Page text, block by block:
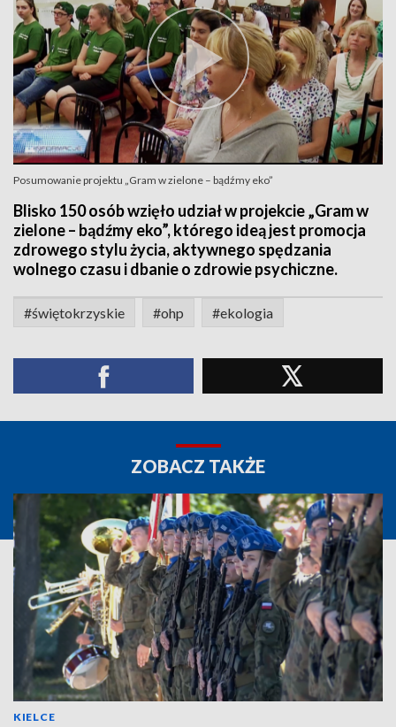
Posumowanie projektu „Gram w zielone – bądźmy eko”
Blisko 150 osób wzięło udział w projekcie „Gram w
zielone – bądźmy eko”, którego ideą jest promocja
zdrowego stylu życia, aktywnego spędzania
wolnego czasu i dbanie o zdrowie psychiczne.
#świętokrzyskie #ohp #ekologia
ZOBACZ TAKŻE
KIELCE